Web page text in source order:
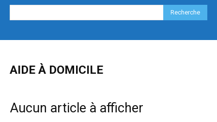
Recherche
AIDE À DOMICILE
Aucun article à afficher